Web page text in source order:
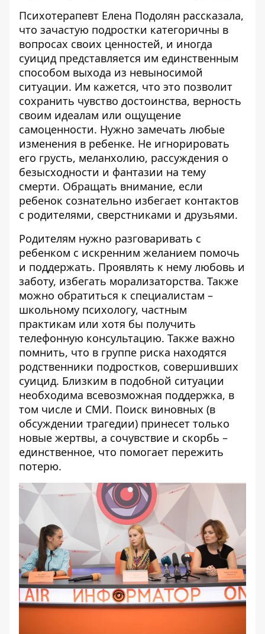
Психотерапевт Елена Подолян рассказала,
что зачастую подростки категоричны в
вопросах своих ценностей, и иногда
суицид представляется им единственным
способом выхода из невыносимой
ситуации. Им кажется, что это позволит
сохранить чувство достоинства, верность
своим идеалам или ощущение
самоценности. Нужно замечать любые
изменения в ребенке. Не игнорировать
его грусть, меланхолию, рассуждения о
безысходности и фантазии на тему
смерти. Обращать внимание, если
ребенок сознательно избегает контактов
с родителями, сверстниками и друзьями.
Родителям нужно разговаривать с
ребенком с искренним желанием помочь
и поддержать. Проявлять к нему любовь и
заботу, избегать морализаторства. Также
можно обратиться к специалистам –
школьному психологу, частным
практикам или хотя бы получить
телефонную консультацию. Также важно
помнить, что в группе риска находятся
родственники подростков, совершивших
суицид. Близким в подобной ситуации
необходима всевозможная поддержка, в
том числе и СМИ. Поиск виновных (в
обсуждении трагедии) принесет только
новые жертвы, а сочувствие и скорбь –
единственное, что помогает пережить
потерю.